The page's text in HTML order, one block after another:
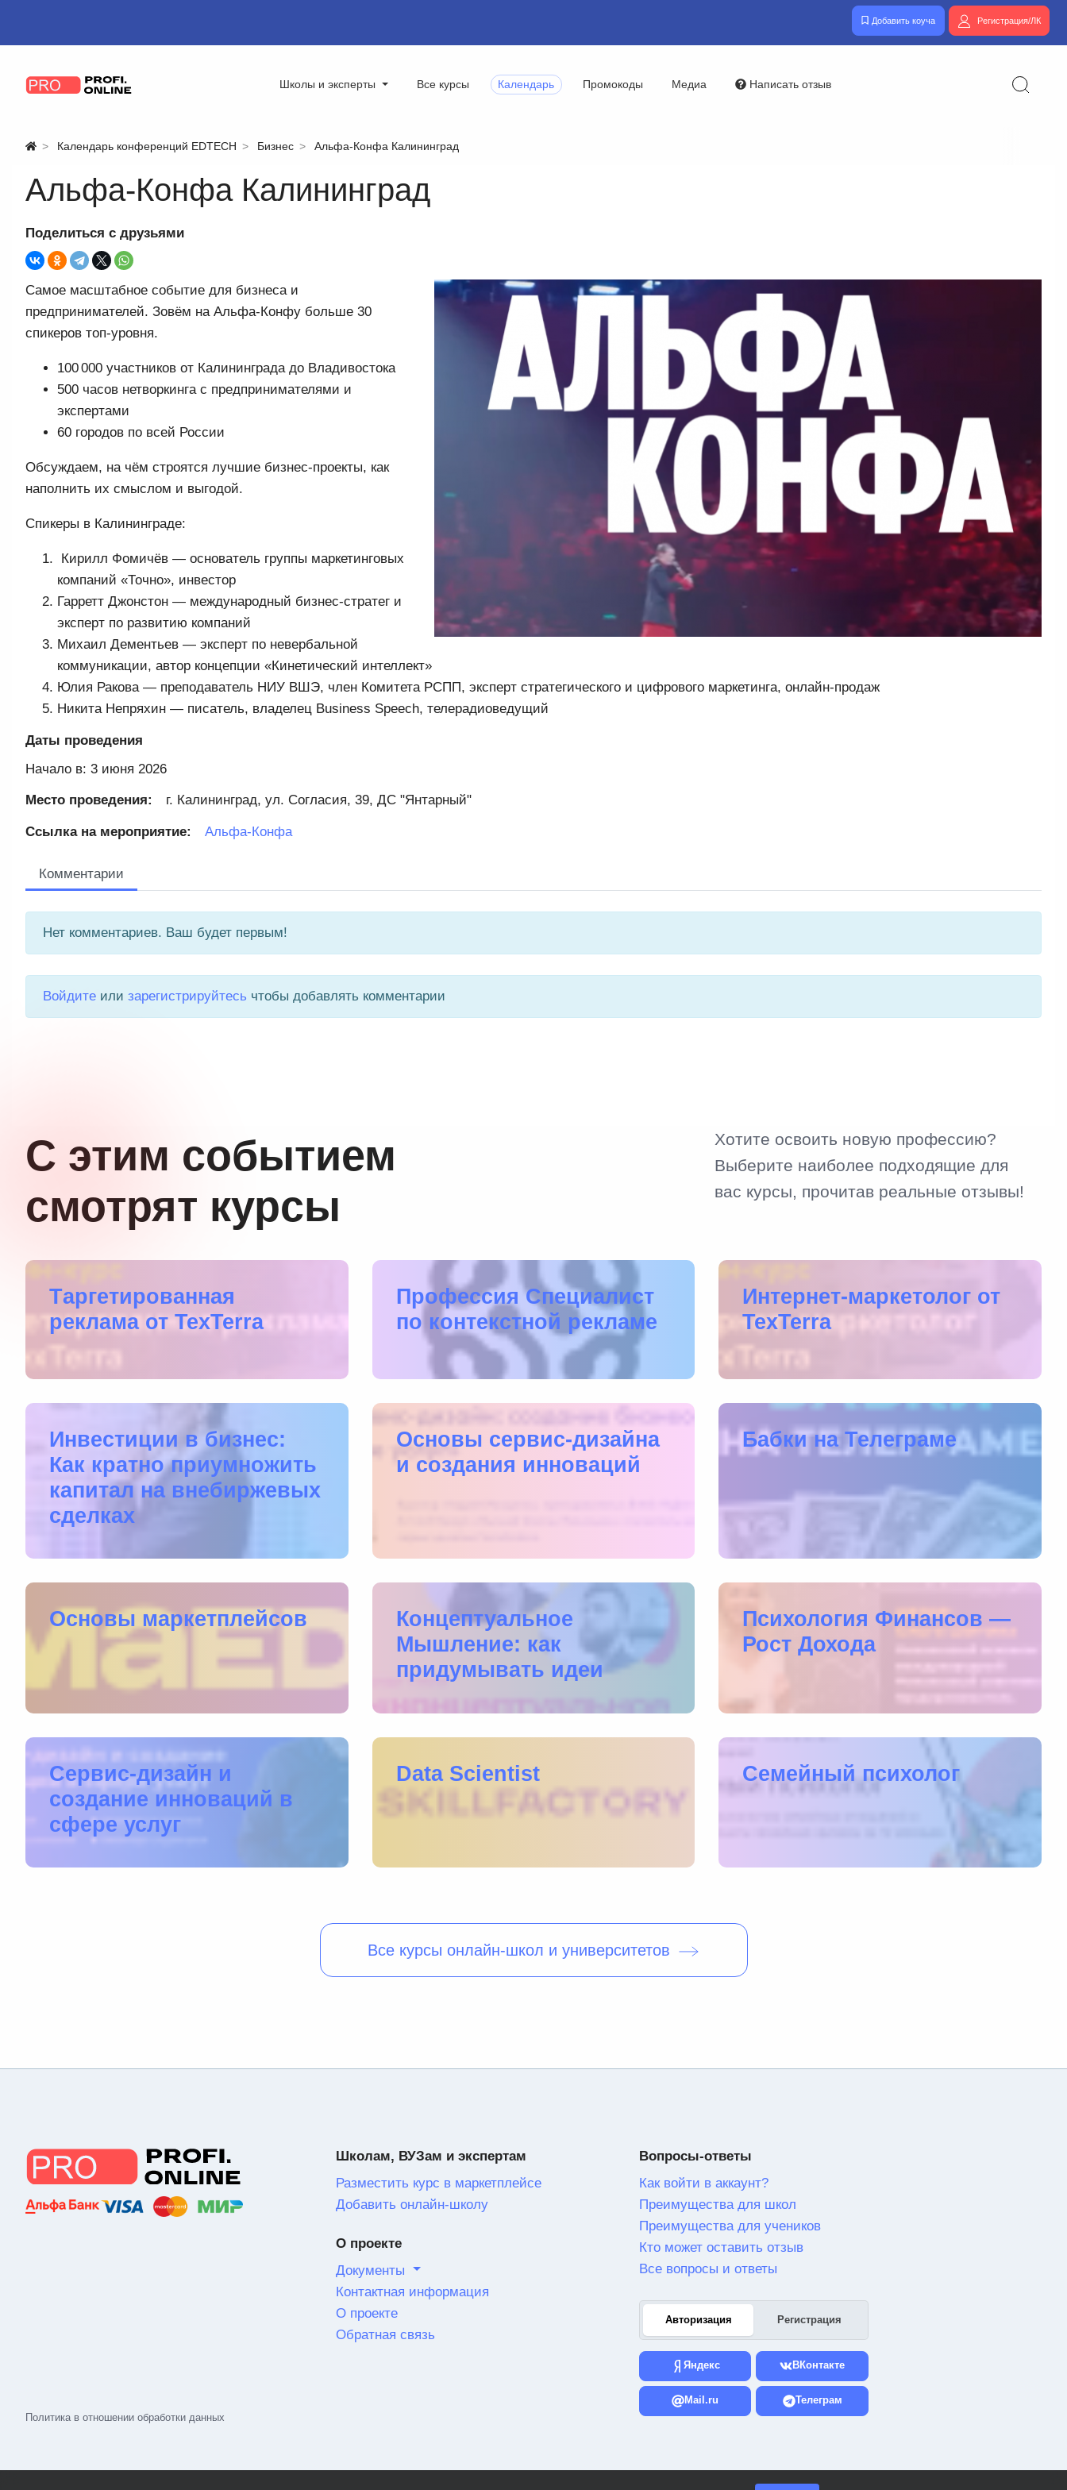
Добавить коуча Регистрация/ЛК
Школы и эксперты Все курсы Календарь Промокоды Медиа Написать отзыв
Календарь конференций EDTECH Бизнес Альфа‑Конфа Калининград
Альфа‑Конфа Калининград
Поделиться с друзьями
Самое масштабное событие для бизнеса и
предпринимателей. Зовём на Альфа‑Конфу больше 30
спикеров топ-уровня.
100 000 участников от Калининграда до Владивостока
500 часов нетворкинга с предпринимателями и
экспертами
60 городов по всей России
Обсуждаем, на чём строятся лучшие бизнес-проекты, как
наполнить их смыслом и выгодой.
Спикеры в Калининграде:
Кирилл Фомичёв — основатель группы маркетинговых
компаний «Точно», инвестор
Гарретт Джонстон — международный бизнес‑стратег и
эксперт по развитию компаний
Михаил Дементьев — эксперт по невербальной
коммуникации, автор концепции «Кинетический интеллект»
Юлия Ракова — преподаватель НИУ ВШЭ, член Комитета РСПП, эксперт стратегического и цифрового маркетинга, онлайн-продаж
Никита Непряхин — писатель, владелец Business Speech, телерадиоведущий
Даты проведения
Начало в: 3 июня 2026
Место проведения: г. Калининград, ул. Согласия, 39, ДС "Янтарный"
Ссылка на мероприятие: Альфа‑Конфа
Комментарии
Нет комментариев. Ваш будет первым!
Войдите илизарегистрируйтесь чтобы добавлять комментарии
С этим событием
смотрят курсы
Хотите освоить новую профессию?
Выберите наиболее подходящие для
вас курсы, прочитав реальные отзывы!
Tаргетированная
реклама от TexTerra
Профессия Специалист
по контекстной рекламе
Интернет-маркетолог от
TexTerra
Инвестиции в бизнес:
Как кратно приумножить
капитал на внебиржевых
сделках
Основы сервис-дизайна
и создания инноваций
Бабки на Телеграме
Основы маркетплейсов
Концептуальное
Мышление: как
придумывать идеи
Психология Финансов —
Рост Дохода
Сервис-дизайн и
создание инноваций в
сфере услуг
Data Scientist Семейный психолог
Все курсы онлайн-школ и университетов
Политика в отношении обработки данных
Школам, ВУЗам и экспертам
Разместить курс в маркетплейсе
Добавить онлайн-школу
О проекте
Документы
Контактная информация
О проекте
Обратная связь
Вопросы-ответы
Как войти в аккаунт?
Преимущества для школ
Преимущества для учеников
Кто может оставить отзыв
Все вопросы и ответы
Авторизация Регистрация
Яндекс ВКонтакте
Mail.ru Телеграм